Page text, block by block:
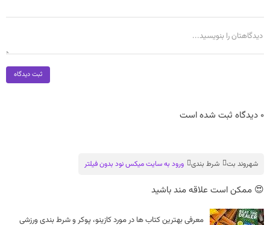
ثبت دیدگاه
0 دیدگاه ثبت شده است
شهروند بت شرط بندی ورود به سایت میکس نود بدون فیلتر
😍 ممکن است علاقه مند باشید
معرفی بهترین کتاب ها در مورد کازینو، پوکر و شرط بندی ورزشی